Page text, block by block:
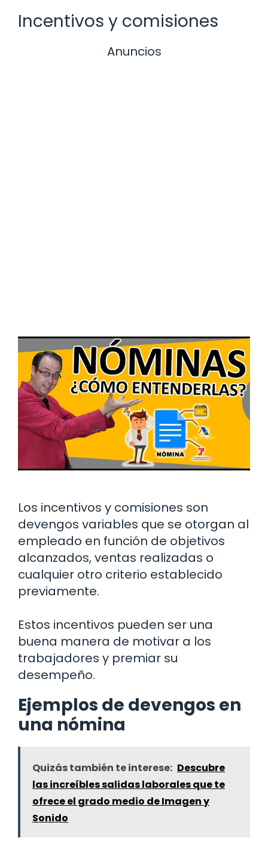
Incentivos y comisiones
Anuncios
Los incentivos y comisiones son
devengos variables que se otorgan al
empleado en función de objetivos
alcanzados, ventas realizadas o
cualquier otro criterio establecido
previamente.
Estos incentivos pueden ser una
buena manera de motivar a los
trabajadores y premiar su
desempeño.
Ejemplos de devengos en
una nómina
Quizás también te interese: Descubre
las increíbles salidas laborales que te
ofrece el grado medio de Imagen y
Sonido